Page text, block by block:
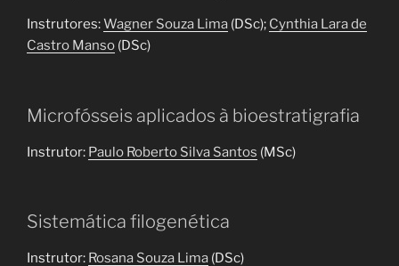
Instrutores:Wagner Souza Lima (DSc); Cynthia Lara de
Castro Manso (DSc)
Microfósseis aplicados à bioestratigrafia
Instrutor: Paulo Roberto Silva Santos (MSc)
Sistemática filogenética
Instrutor: Rosana Souza Lima (DSc)